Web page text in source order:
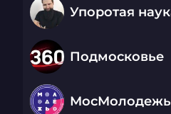
Подмосковье
МосМолодежь